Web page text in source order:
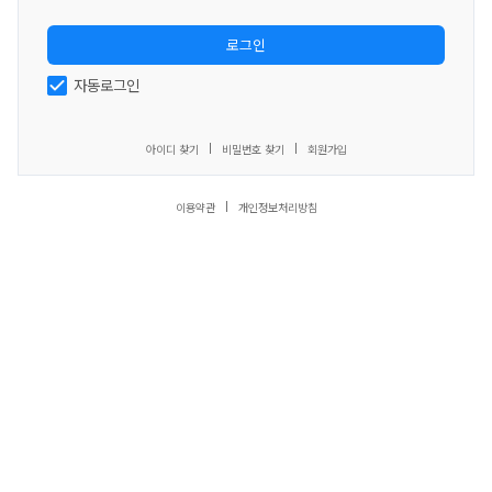
로그인
자동로그인
아이디 찾기 비밀번호 찾기 회원가입
이용약관 개인정보처리방침